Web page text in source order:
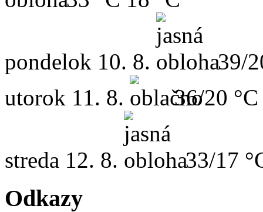
pondelok 10. 8.
39/
utorok 11. 8. 36/20 °C
streda 12. 8. 33/17
Odkazy